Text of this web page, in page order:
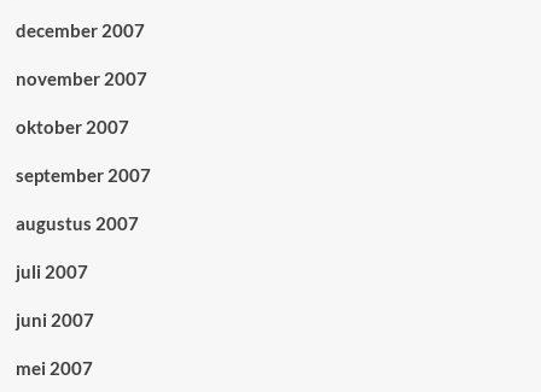
december 2007
november 2007
oktober 2007
september 2007
augustus 2007
juli 2007
juni 2007
mei 2007